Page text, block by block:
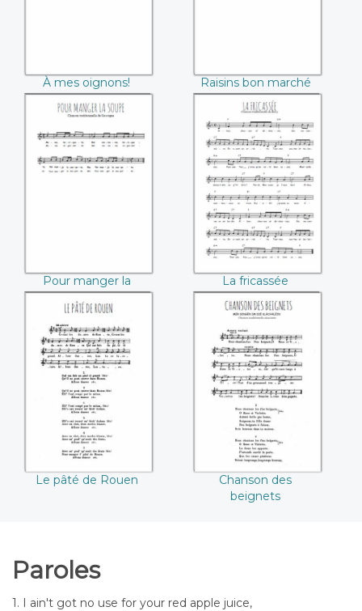
À mes oignons! Raisins bon marché
Pour manger la
soupe
Pour manger la
soupe
La fricassée
La fricassée
Le pâté de Rouen
Le pâté de Rouen
Chanson des
beignets
Chanson des
beignets
Paroles
1. I ain't got no use for your red apple juice,